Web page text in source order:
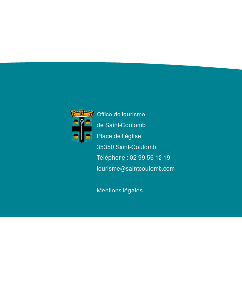
Office de tourisme
de Saint-Coulomb
Place de l’église
35350 Saint-Coulomb
Téléphone : 02 99 56 12 19
tourisme@saintcoulomb.com
Mentions légales